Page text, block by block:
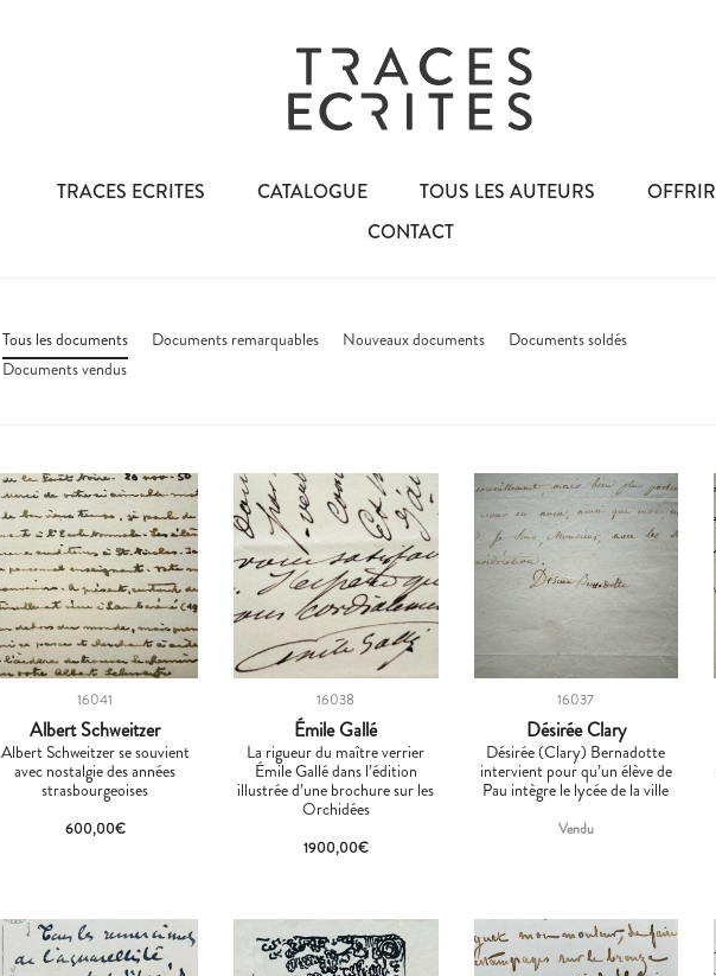
TRACES ECRITES CATALOGUE TOUS LES AUTEURS
OFFRIR
CONTACT
Tous les documents Documents remarquables Nouveaux documents
Documents soldés
Documents vendus
16041
Albert Schweitzer
Albert Schweitzer se souvient
avec nostalgie des années
strasbourgeoises
600,00€
16038
Émile Gallé
La rigueur du maître verrier
Émile Gallé dans l’édition
illustrée d’une brochure sur les
Orchidées
1900,00€
16037
Désirée Clary
Désirée (Clary) Bernadotte
intervient pour qu’un élève de
Pau intègre le lycée de la ville
Vendu